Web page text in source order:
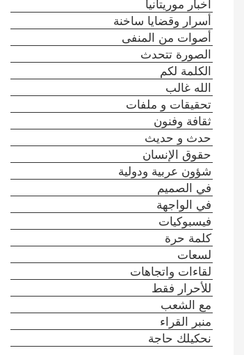
أخبار موريتانيا
أسرار وقضايا ساخنة
أصوات من المنفى
الصورة تتحدث
الكلمة لكم
الله غالب
تحقيقات و ملفات
ثقافة وفنون
حدث و حديث
حقوق الإنسان
شؤون عربية ودولية
في الصميم
في الواجهة
فيسبوكيات
كلمة حرة
لسعات
لقاءات واتجاهات
للأحرار فقط
مع الشعب
منبر القراء
نحكيلك حاجة